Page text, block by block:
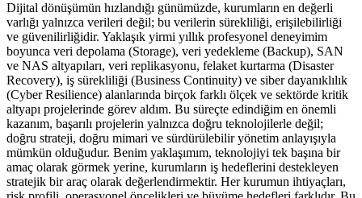
Dijital dönüşümün hızlandığı günümüzde, kurumların en değerli
varlığı yalnızca verileri değil; bu verilerin sürekliliği, erişilebilirliği
ve güvenilirliğidir. Yaklaşık yirmi yıllık profesyonel deneyimim
boyunca veri depolama (Storage), veri yedekleme (Backup), SAN
ve NAS altyapıları, veri replikasyonu, felaket kurtarma (Disaster
Recovery), iş sürekliliği (Business Continuity) ve siber dayanıklılık
(Cyber Resilience) alanlarında birçok farklı ölçek ve sektörde kritik
altyapı projelerinde görev aldım. Bu süreçte edindiğim en önemli
kazanım, başarılı projelerin yalnızca doğru teknolojilerle değil;
doğru strateji, doğru mimari ve sürdürülebilir yönetim anlayışıyla
mümkün olduğudur. Benim yaklaşımım, teknolojiyi tek başına bir
amaç olarak görmek yerine, kurumların iş hedeflerini destekleyen
stratejik bir araç olarak değerlendirmektir. Her kurumun ihtiyaçları,